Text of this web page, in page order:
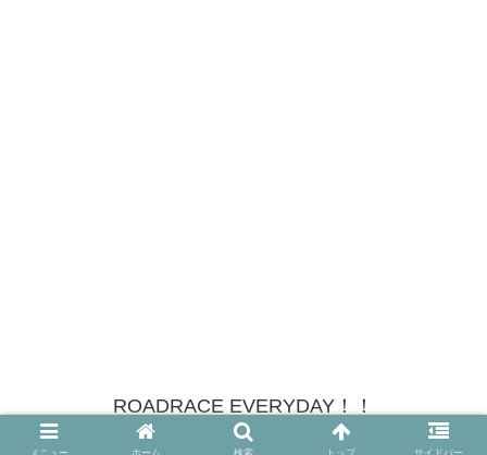
ROADRACE EVERYDAY！！
© 2021 ROADRACE EVERYDAY！！.
メニュー ホーム 検索 トップ サイドバー